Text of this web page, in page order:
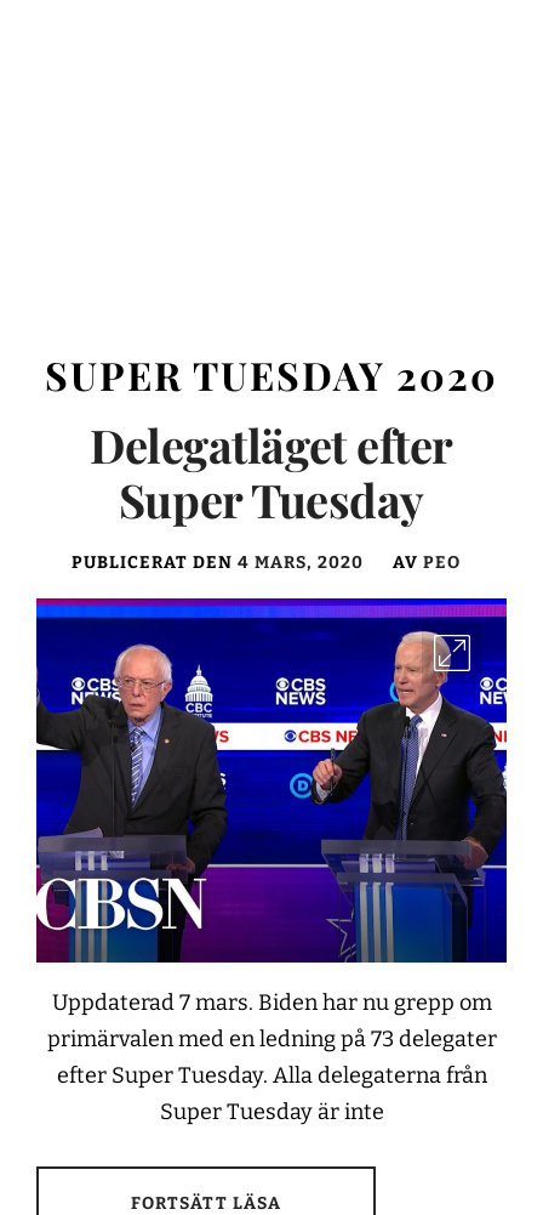
SUPER TUESDAY 2020
Delegatläget efter
Super Tuesday
PUBLICERAT DEN 4 MARS, 2020 AV PEO
Uppdaterad 7 mars. Biden har nu grepp om
primärvalen med en ledning på 73 delegater
efter Super Tuesday. Alla delegaterna från
Super Tuesday är inte
FORTSÄTT LÄSA